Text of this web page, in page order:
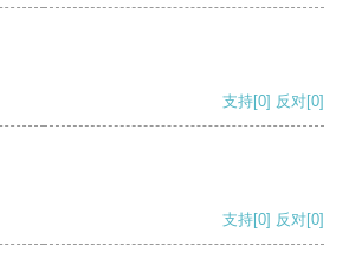
支持[0] 反对[0]
支持[0] 反对[0]